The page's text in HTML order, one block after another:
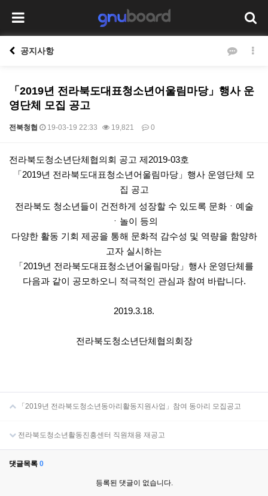
공지사항
「2019년 전라북도대표청소년어울림마당」행사 운
영단체 모집 공고
전북청협 19-03-19 22:33 19,821 0
본문
전라북도청소년단체협의회 공고 제2019-03호
「2019년 전라북도대표청소년어울림마당」행사 운영단체 모
집 공고
전라북도 청소년들이 건전하게 성장할 수 있도록 문화ㆍ예술
ㆍ놀이 등의
다양한 활동 기회 제공을 통해 문화적 감수성 및 역량을 함양하
고자 실시하는
「2019년 전라북도대표청소년어울림마당」행사 운영단체를
다음과 같이 공모하오니 적극적인 관심과 참여 바랍니다.
2019.3.18.
전라북도청소년단체협의회장
「2019년 전라북도청소년동아리활동지원사업」참여 동아리 모집공고
전라북도청소년활동진흥센터 직원채용 재공고
댓글목록 0
등록된 댓글이 없습니다.